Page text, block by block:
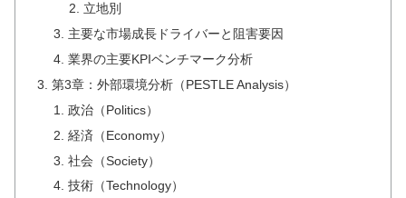
立地別
主要な市場成長ドライバーと阻害要因
業界の主要KPIベンチマーク分析
第3章：外部環境分析（PESTLE Analysis）
政治（Politics）
経済（Economy）
社会（Society）
技術（Technology）